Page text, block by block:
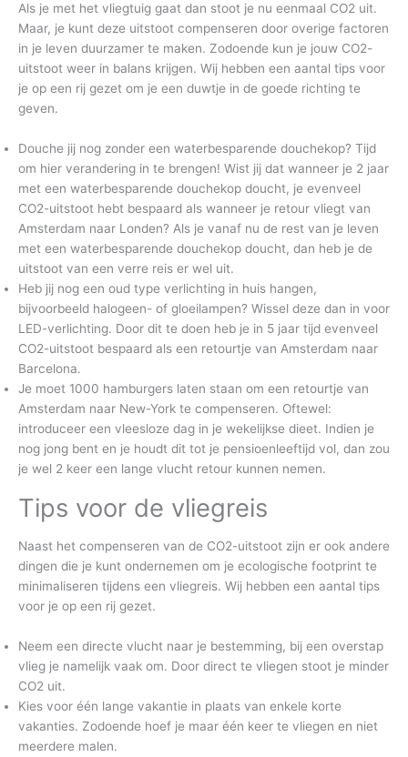
Als je met het vliegtuig gaat dan stoot je nu eenmaal CO2 uit.
Maar, je kunt deze uitstoot compenseren door overige factoren
in je leven duurzamer te maken. Zodoende kun je jouw CO2-
uitstoot weer in balans krijgen. Wij hebben een aantal tips voor
je op een rij gezet om je een duwtje in de goede richting te
geven.
Douche jij nog zonder een waterbesparende douchekop? Tijd
om hier verandering in te brengen! Wist jij dat wanneer je 2 jaar
met een waterbesparende douchekop doucht, je evenveel
CO2-uitstoot hebt bespaard als wanneer je retour vliegt van
Amsterdam naar Londen? Als je vanaf nu de rest van je leven
met een waterbesparende douchekop doucht, dan heb je de
uitstoot van een verre reis er wel uit.
Heb jij nog een oud type verlichting in huis hangen,
bijvoorbeeld halogeen- of gloeilampen? Wissel deze dan in voor
LED-verlichting. Door dit te doen heb je in 5 jaar tijd evenveel
CO2-uitstoot bespaard als een retourtje van Amsterdam naar
Barcelona.
Je moet 1000 hamburgers laten staan om een retourtje van
Amsterdam naar New-York te compenseren. Oftewel:
introduceer een vleesloze dag in je wekelijkse dieet. Indien je
nog jong bent en je houdt dit tot je pensioenleeftijd vol, dan zou
je wel 2 keer een lange vlucht retour kunnen nemen.
Tips voor de vliegreis
Naast het compenseren van de CO2-uitstoot zijn er ook andere
dingen die je kunt ondernemen om je ecologische footprint te
minimaliseren tijdens een vliegreis. Wij hebben een aantal tips
voor je op een rij gezet.
Neem een directe vlucht naar je bestemming, bij een overstap
vlieg je namelijk vaak om. Door direct te vliegen stoot je minder
CO2 uit.
Kies voor één lange vakantie in plaats van enkele korte
vakanties. Zodoende hoef je maar één keer te vliegen en niet
meerdere malen.